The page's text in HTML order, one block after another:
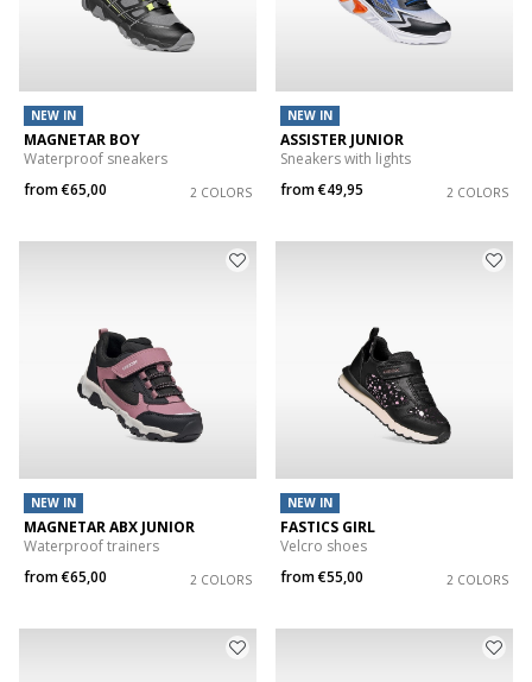
NEW IN
MAGNETAR BOY
Waterproof sneakers
from€65,00 2 COLORS
NEW IN
ASSISTER JUNIOR
Sneakers with lights
from€49,95 2 COLORS
NEW IN
MAGNETAR ABX JUNIOR
Waterproof trainers
from€65,00 2 COLORS
NEW IN
FASTICS GIRL
Velcro shoes
from€55,00 2 COLORS